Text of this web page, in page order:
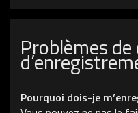
Problèmes
Pourquoi dois-je